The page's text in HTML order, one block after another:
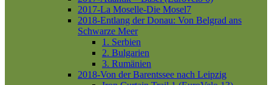
2017-La Moselle-Die Mosel7
2018-Entlang der Donau: Von Belgrad ans
Schwarze Meer
1. Serbien
2. Bulgarien
3. Rumänien
2018-Von der Barentssee nach Leipzig